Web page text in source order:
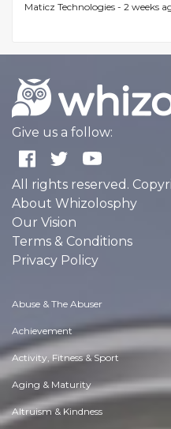
Maticz Technologies - 2 weeks
Give us a follow:
All rights reserved.
About Whizolosphy
Our Vision
Terms & Conditions
Privacy Policy
Abuse & The Abuser
Achievement
Activity, Fitness & Sport
Aging & Maturity
Altruism & Kindness